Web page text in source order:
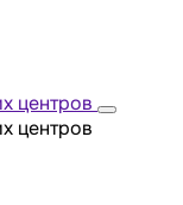
центров
центров